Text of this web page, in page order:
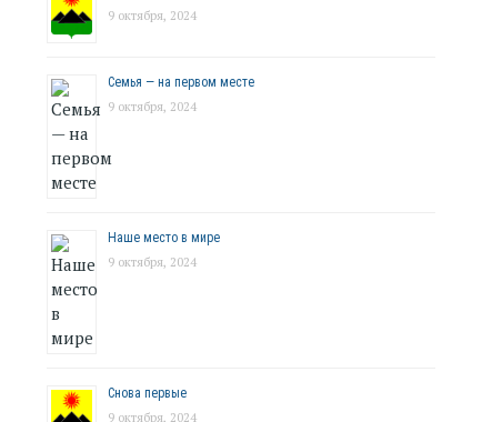
9 октября, 2024
Семья — на первом месте
9 октября, 2024
Наше место в мире
9 октября, 2024
Снова первые
9 октября, 2024